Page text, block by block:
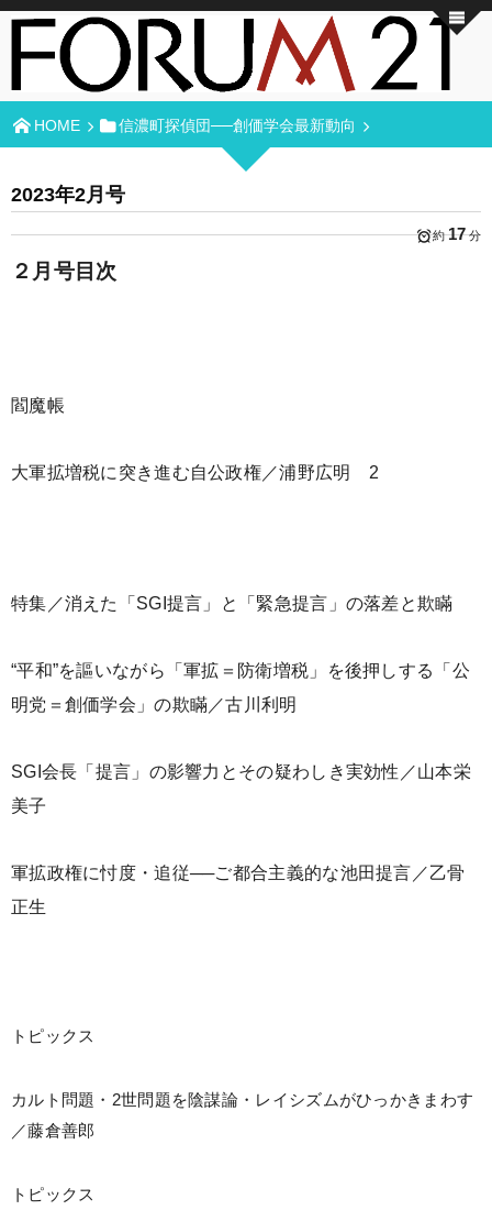
HOME 信濃町探偵団──創価学会最新動向
2023年2月号
約17分
２月号目次
閻魔帳
大軍拡増税に突き進む自公政権／浦野広明 2
特集／消えた「SGI提言」と「緊急提言」の落差と欺瞞
“平和”を謳いながら「軍拡＝防衛増税」を後押しする「公
明党＝創価学会」の欺瞞／古川利明
SGI会長「提言」の影響力とその疑わしき実効性／山本栄
美子
軍拡政権に忖度・追従──ご都合主義的な池田提言／乙骨
正生
トピックス
カルト問題・2世問題を陰謀論・レイシズムがひっかきまわす
／藤倉善郎
トピックス